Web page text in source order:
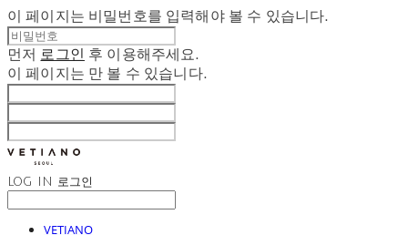
이 페이지는 비밀번호를 입력해야 볼 수 있습니다.
먼저 로그인 후 이용해주세요.
이 페이지는 만 볼 수 있습니다.
LOG IN 로그인
VETIANO